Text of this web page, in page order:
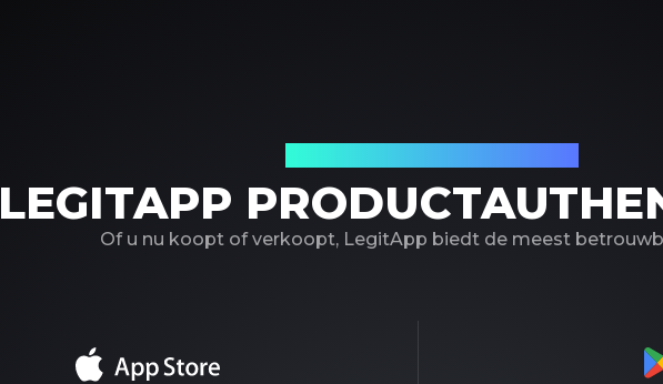
LEGITAPP
Of u nu koopt of verkoopt, LegitApp biedt de meest